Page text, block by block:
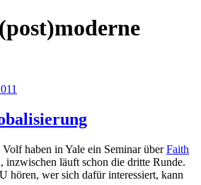
(post)moderne
haben in Yale ein Seminar überFaith
inzwischen läuft schon die dritte Runde.
hören, wer sich dafür interessiert, kann